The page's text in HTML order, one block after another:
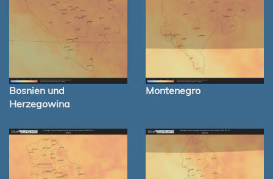
Bosnien und
Herzegowina
Montenegro